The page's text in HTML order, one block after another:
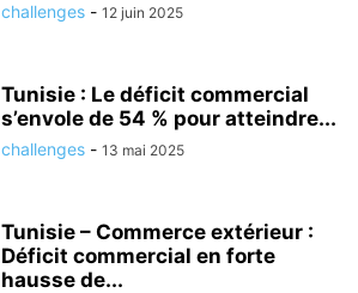
challenges - 12 juin 2025
Tunisie : Le déficit commercial
s’envole de 54 % pour atteindre...
challenges - 13 mai 2025
Tunisie – Commerce extérieur :
Déficit commercial en forte
hausse de...